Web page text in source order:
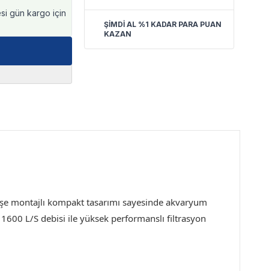
gün kargo için
ŞİMDİ AL %1 KADAR PARA PUAN
KAZAN
montajlı kompakt tasarımı sayesinde akvaryum
L/S debisi ile yüksek performanslı filtrasyon